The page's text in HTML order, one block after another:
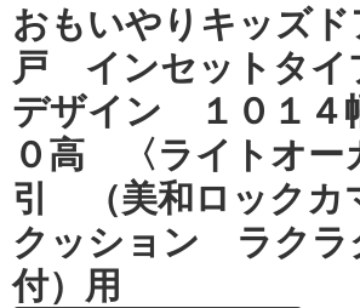
おもいやりキッズ
戸 インセットタ
デザイン １０１４
０高 〈ライトオ
引 （美和ロック
クッション ラクラ
付）用